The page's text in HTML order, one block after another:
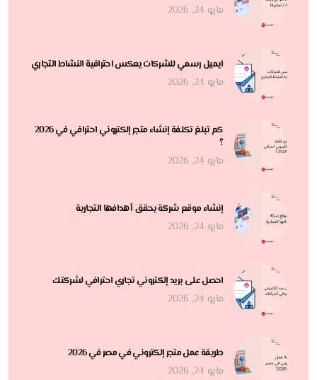
مايو 24, 2026
ايميل رسمي للشركات يعكس احترافية النشاط التجاري
مايو 24, 2026
كم تبلغ تكلفة إنشاء متجر إلكتروني احترافي في 2026
؟
مايو 24, 2026
إنشاء موقع شركة يحقق أهدافها التجارية
مايو 24, 2026
احصل على بريد إلكتروني تجاري احترافي لشركتك
مايو 24, 2026
طريقة عمل متجر إلكتروني في مصر في 2026
مايو 24, 2026